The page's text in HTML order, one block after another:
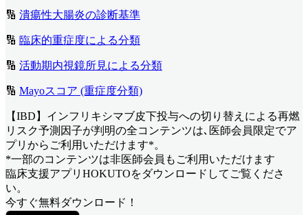
🔢 潰瘍性大腸炎の診断基準
🔢 臨床的重症度による分類
🔢 活動期内視鏡所見による分類
🔢 Mayoスコア (重症度分類)
【IBD】インフリキシマブ皮下投与への切り替えによる再燃
リスク予測因子が判明の全コンテンツは､医師会員限定でア
プリからご利用いただけます*。
*一部のコンテンツは非医師会員もご利用いただけます
臨床支援アプリHOKUTOをダウンロードしてご覧くださ
い。
今すぐ無料ダウンロード！